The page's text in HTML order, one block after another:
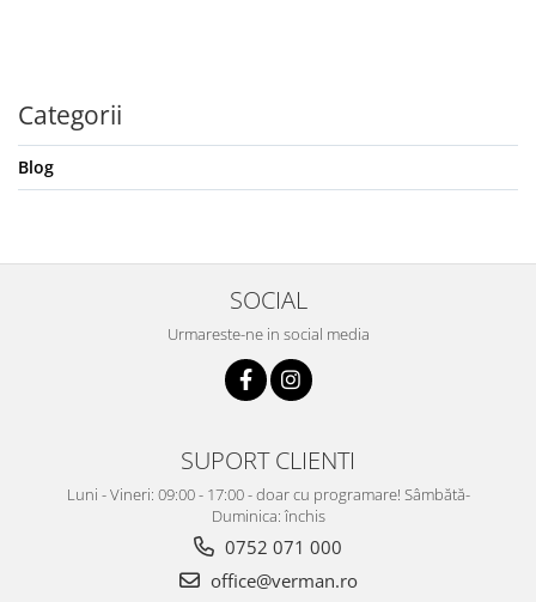
Categorii
Blog
SOCIAL
Urmareste-ne in social media
SUPORT CLIENTI
Luni - Vineri: 09:00 - 17:00 - doar cu programare! Sâmbătă-
Duminica: închis
0752 071 000
office@verman.ro